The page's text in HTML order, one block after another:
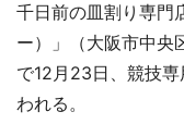
千日前の皿割り専門
ー）」（大阪市中央
で12月23日、競技
われる。